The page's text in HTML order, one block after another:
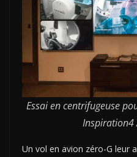
Essai en centrifugeuse
Inspiration4
Un vol en avion zéro-G leur